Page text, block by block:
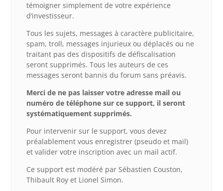
témoigner simplement de votre expérience
d’investisseur.
Tous les sujets, messages à caractère publicitaire,
spam, troll, messages injurieux ou déplacés ou ne
traitant pas des dispositifs de défiscalisation
seront supprimés. Tous les auteurs de ces
messages seront bannis du forum sans préavis.
Merci de ne pas laisser votre adresse mail ou
numéro de téléphone sur ce support, il seront
systématiquement supprimés.
Pour intervenir sur le support, vous devez
préalablement vous enregistrer (pseudo et mail)
et valider votre inscription avec un mail actif.
Ce support est modéré par Sébastien Couston,
Thibault Roy et Lionel Simon.